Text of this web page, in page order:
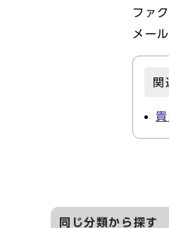
ファ
メー
関
同じ分類から探す